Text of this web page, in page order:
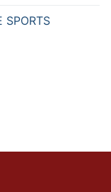
SPORTS